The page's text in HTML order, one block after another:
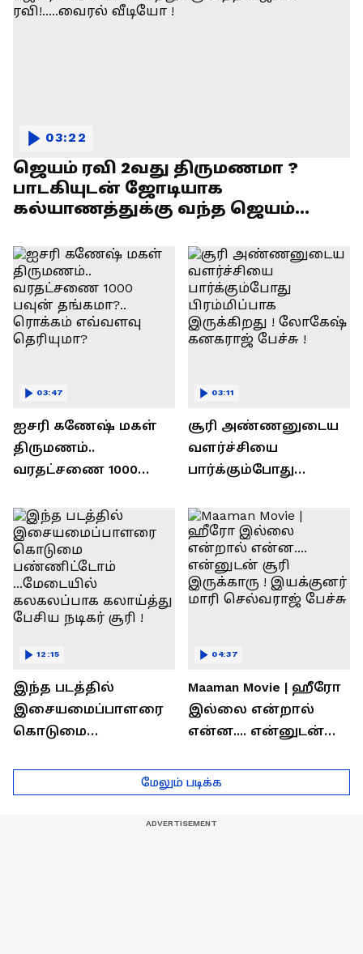
ஜெயம் ரவி 2வது திருமணமா ?
பாடகியுடன் ஜோடியாக
கல்யாணத்துக்கு வந்த ஜெயம்
03:22
ஐசரி கணேஷ் மகள்
திருமணம்..
வரதட்சணை 1000
ரொக்கம் எவ்வளவு
தெரியுமா?
03:47
சூரி அண்ணனுடைய
வளர்ச்சியை
பார்க்கும்போது
இருக்கிறது !
லோகேஷ் கனகராஜ்
பேச்சு !
03:11
இந்த படத்தில்
இசையமைப்பாளரை
கொடுமை
...மேடையில்
கலகலப்பாக
12:15
Maaman Movie | ஹீரோ
இல்லை என்றால்
என்ன.... என்னுடன்
இயக்குனர் மாரி
செல்வராஜ் பேச்சு
04:37
மேலும் படிக்க